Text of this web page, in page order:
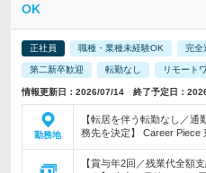
OK
正社員 職種・業種未経験OK 完全
第二新卒歓迎 転勤なし リモート
情報更新日：2026/07/14 終了予定日：
勤務地
【転居を伴う転勤なし／
務先を決定】 Career Piece
【賞与年2回／残業代全額